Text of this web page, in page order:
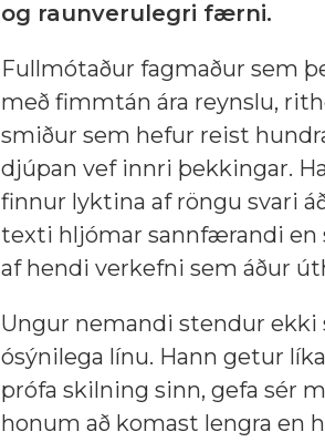
og raunverulegri færni.
Fullmótaður fagmaður sem
með fimmtán ára reynslu,
smiður sem hefur reist
djúpan vef innri þekkingar.
finnur lyktina af röngu svari
texti hljómar sannfærandi en
af hendi verkefni sem áður
Ungur nemandi stendur
ósýnilega línu. Hann getur
prófa skilning sinn, gefa sér
honum að komast lengra en